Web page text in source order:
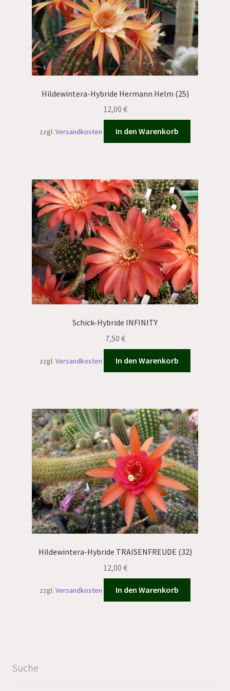
Hildewintera-Hybride Hermann Helm (25)
12,00 €
zzgl.Versandkosten In den Warenkorb
Schick-Hybride INFINITY
7,50 €
zzgl.Versandkosten In den Warenkorb
Hildewintera-Hybride TRAISENFREUDE (32)
12,00 €
zzgl.Versandkosten In den Warenkorb
Suche